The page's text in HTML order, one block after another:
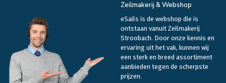
Zeilmakerij & Webshop
eSails is de webshop die is
ontstaan vanuit Zeilmakerij
Stroobach. Door onze kennis en
ervaring uit het vak, kunnen wij
een sterk en breed assortiment
aanbieden tegen de scherpste
prijzen.